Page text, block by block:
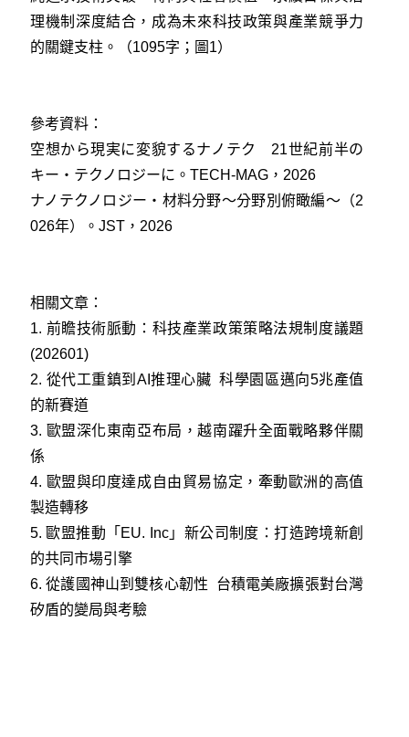
理機制深度結合，成為未來科技政策與產業競爭力
的關鍵支柱。（1095字；圖1）
參考資料：
空想から現実に変貌するナノテク 21世紀前半の
キー・テクノロジーに。TECH-MAG，2026
ナノテクノロジー・材料分野〜分野別俯瞰編〜（2
026年）。JST，2026
相關文章：
1. 前瞻技術脈動：科技產業政策策略法規制度議題
(202601)
2. 從代工重鎮到AI推理心臟 科學園區邁向5兆產值
的新賽道
3. 歐盟深化東南亞布局，越南躍升全面戰略夥伴關
係
4. 歐盟與印度達成自由貿易協定，牽動歐洲的高值
製造轉移
5. 歐盟推動「EU. Inc」新公司制度：打造跨境新創
的共同市場引擎
6.從護國神山到雙核心韌性 台積電美廠擴張對台灣
矽盾的變局與考驗